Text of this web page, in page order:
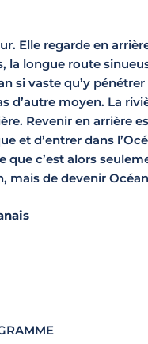
Elle regarde en
la longue route
si vaste qu’y pénétrer
d’autre moyen. La
Revenir en arrière
et d’entrer dans
que c’est alors
mais de devenir